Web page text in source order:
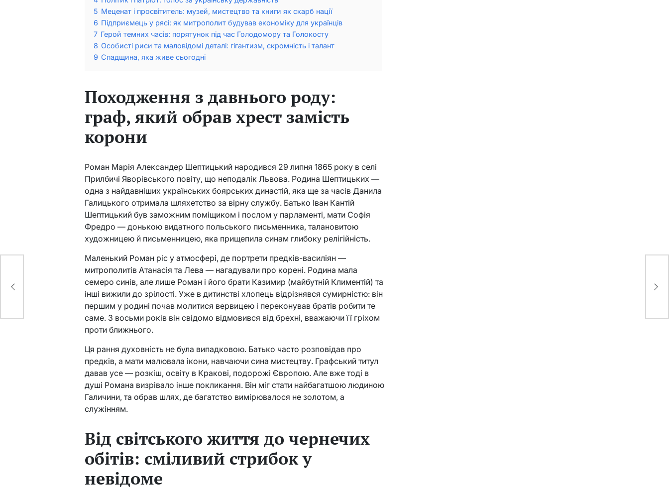
5 Меценат і просвітитель: музей, мистецтво та книги як скарб нації
6 Підприємець у рясі: як митрополит будував економіку для українців
7 Герой темних часів: порятунок під час Голодомору та Голокосту
8 Особисті риси та маловідомі деталі: гігантизм, скромність і талант
9 Спадщина, яка живе сьогодні
Походження з давнього роду:
граф, який обрав хрест замість
корони
Роман Марія Александер Шептицький народився 29 липня 1865 року в селі
Прилбичі Яворівського повіту, що неподалік Львова. Родина Шептицьких —
одна з найдавніших українських боярських династій, яка ще за часів Данила
Галицького отримала шляхетство за вірну службу. Батько Іван Кантій
Шептицький був заможним поміщиком і послом у парламенті, мати Софія
Фредро — донькою видатного польського письменника, талановитою
художницею й письменницею, яка прищепила синам глибоку релігійність.
Маленький Роман ріс у атмосфері, де портрети предків-василіян —
митрополитів Атанасія та Лева — нагадували про корені. Родина мала
семеро синів, але лише Роман і його брати Казимир (майбутній Климентій) та
інші вижили до зрілості. Уже в дитинстві хлопець відрізнявся сумирністю: він
першим у родині почав молитися вервицею і переконував братів робити те
саме. З восьми років він свідомо відмовився від брехні, вважаючи її гріхом
проти ближнього.
Ця рання духовність не була випадковою. Батько часто розповідав про
предків, а мати малювала ікони, навчаючи сина мистецтву. Графський титул
давав усе — розкіш, освіту в Кракові, подорожі Європою. Але вже тоді в
душі Романа визрівало інше покликання. Він міг стати найбагатшою людиною
Галичини, та обрав шлях, де багатство вимірювалося не золотом, а
служінням.
Від світського життя до чернечих
обітів: сміливий стрибок у
невідоме